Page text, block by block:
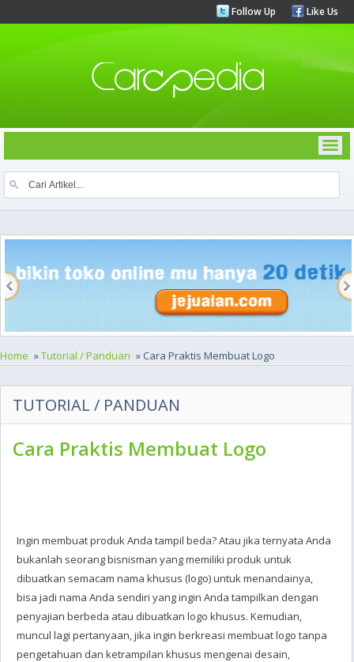
Follow Up Like Us
Home »Tutorial / Panduan » Cara Praktis Membuat Logo
TUTORIAL / PANDUAN
Cara Praktis Membuat Logo
Ingin membuat produk Anda tampil beda? Atau jika ternyata Anda
bukanlah seorang bisnisman yang memiliki produk untuk
dibuatkan semacam nama khusus (logo) untuk menandainya,
bisa jadi nama Anda sendiri yang ingin Anda tampilkan dengan
penyajian berbeda atau dibuatkan logo khusus. Kemudian,
muncul lagi pertanyaan, jika ingin berkreasi membuat logo tanpa
pengetahuan dan ketrampilan khusus mengenai desain,